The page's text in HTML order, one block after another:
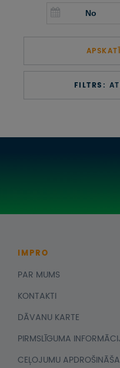
UZŅEMOŠAIS
IMPRO KONKURSI
PIRMSLĪGUMA
CEĻOJUMU
FILTRS:
IMPRO
PAR MUMS
KONTAKTI
DĀVANU KARTE
PIRMSLĪGUMA
CEĻOJUMU